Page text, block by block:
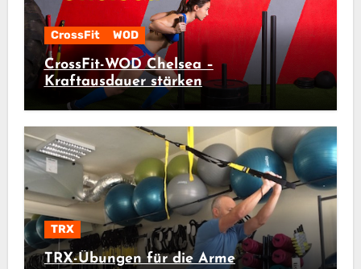
CrossFit WOD
CrossFit-WOD Chelsea –
Kraftausdauer stärken
TRX
TRX-Übungen für die Arme